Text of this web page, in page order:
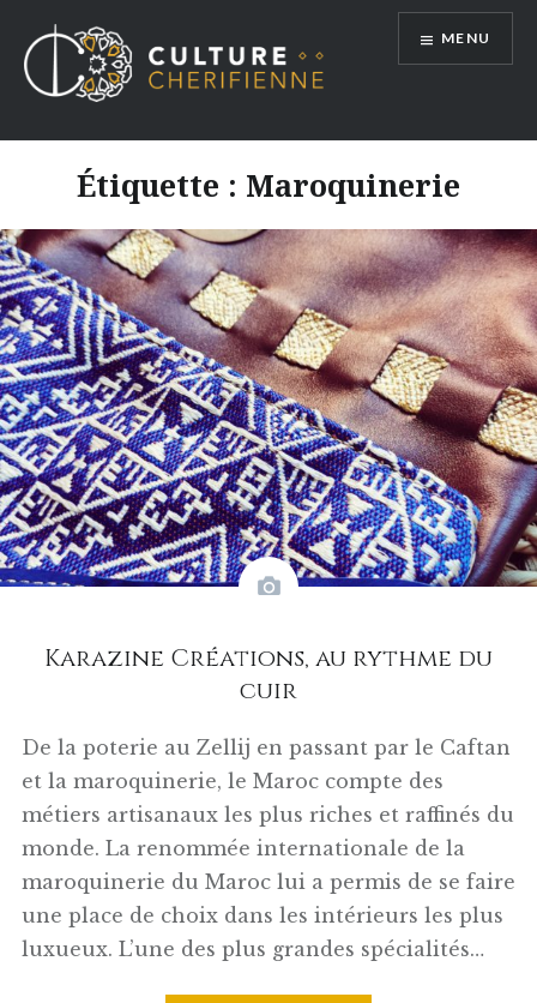
contenu
MENU
Étiquette : Maroquinerie
Karazine Créations, au rythme du
cuir
De la poterie au Zellij en passant par le Caftan
et la maroquinerie, le Maroc compte des
métiers artisanaux les plus riches et raffinés du
monde. La renommée internationale de la
maroquinerie du Maroc lui a permis de se faire
une place de choix dans les intérieurs les plus
luxueux. L’une des plus grandes spécialités…